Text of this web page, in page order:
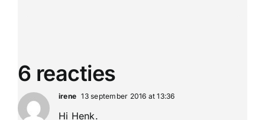
6 reacties
irene 13 september 2016 at 13:36
Hi Henk.